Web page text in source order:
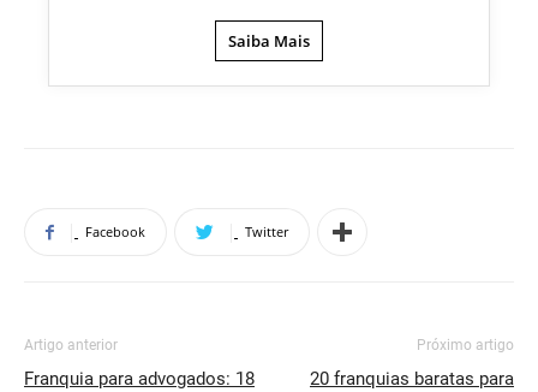
Saiba Mais
Facebook Twitter
Artigo anterior
Franquia para advogados: 18
Próximo artigo
20 franquias baratas para